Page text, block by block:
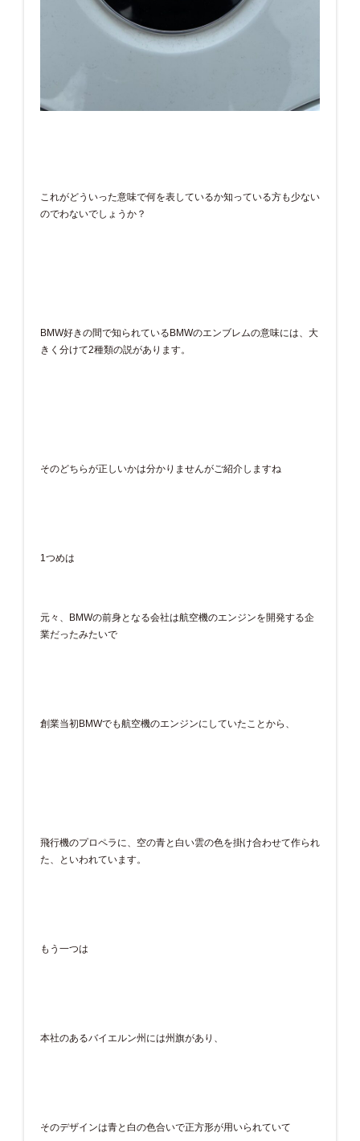
これがどういった意味で何を表しているか知っている方も少ない
のでわないでしょうか？
BMW好きの間で知られているBMWのエンブレムの意味には、大
きく分けて2種類の説があります。
そのどちらが正しいかは分かりませんがご紹介しますね
1つめは
元々、BMWの前身となる会社は航空機のエンジンを開発する企
業だったみたいで
創業当初BMWでも航空機のエンジンにしていたことから、
飛行機のプロペラに、空の青と白い雲の色を掛け合わせて作られ
た、といわれています。
もう一つは
本社のあるバイエルン州には州旗があり、
そのデザインは青と白の色合いで正方形が用いられていて